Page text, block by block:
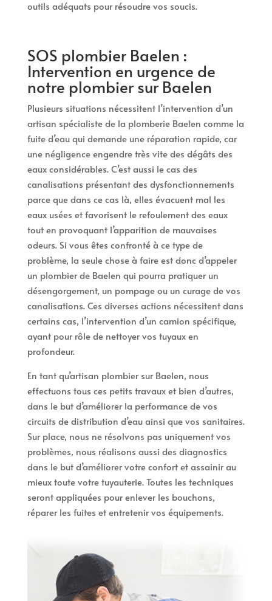
outils adéquats pour résoudre vos soucis.
SOS plombier Baelen :
Intervention en urgence de
notre plombier sur Baelen
Plusieurs situations nécessitent l’intervention d’un
artisan spécialiste de la plomberie Baelen comme la
fuite d’eau qui demande une réparation rapide, car
une négligence engendre très vite des dégâts des
eaux considérables. C’est aussi le cas des
canalisations présentant des dysfonctionnements
parce que dans ce cas là, elles évacuent mal les
eaux usées et favorisent le refoulement des eaux
tout en provoquant l’apparition de mauvaises
odeurs. Si vous êtes confronté à ce type de
problème, la seule chose à faire est donc d’appeler
un plombier de Baelen qui pourra pratiquer un
désengorgement, un pompage ou un curage de vos
canalisations. Ces diverses actions nécessitent dans
certains cas, l’intervention d’un camion spécifique,
ayant pour rôle de nettoyer vos tuyaux en
profondeur.
En tant qu’artisan plombier sur Baelen, nous
effectuons tous ces petits travaux et bien d’autres,
dans le but d’améliorer la performance de vos
circuits de distribution d’eau ainsi que vos sanitaires.
Sur place, nous ne résolvons pas uniquement vos
problèmes, nous réalisons aussi des diagnostics
dans le but d’améliorer votre confort et assainir au
mieux toute votre tuyauterie. Toutes les techniques
seront appliquées pour enlever les bouchons,
réparer les fuites et entretenir vos équipements.